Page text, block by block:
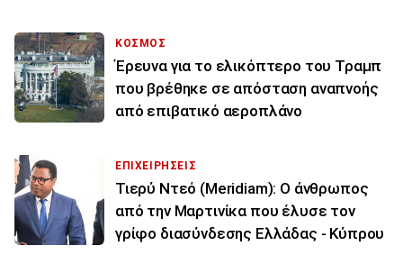
ΚΟΣΜΟΣ
Έρευνα για το ελικόπτερο του Τραμπ
που βρέθηκε σε απόσταση αναπνοής
από επιβατικό αεροπλάνο
ΕΠΙΧΕΙΡΗΣΕΙΣ
Τιερύ Ντεό (Meridiam): Ο άνθρωπος
από την Μαρτινίκα που έλυσε τον
γρίφο διασύνδεσης Ελλάδας - Κύπρου